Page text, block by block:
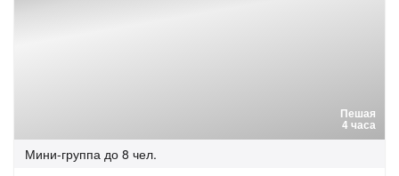
Пешая
4 часа
Мини-группа до 8 чел.